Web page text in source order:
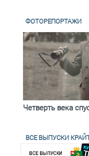
ФОТОРЕПОРТАЖИ
Четверть века
ВСЕ ВЫПУСКИ